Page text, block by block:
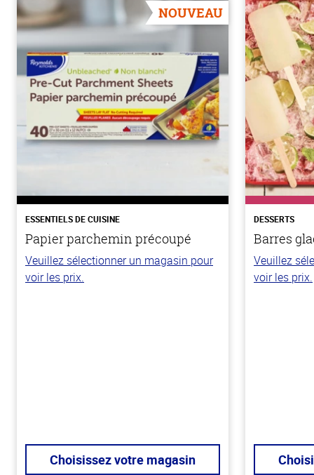
NOUVEAU
ESSENTIELS DE CUISINE
Papier parchemin précoupé
Veuillez sélectionner un magasin pour
voir les prix.
Choisissez votre magasin
DESSERTS
Barres
Veuillez
voir les prix.